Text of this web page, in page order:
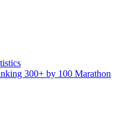
300+ by 100 Marathon